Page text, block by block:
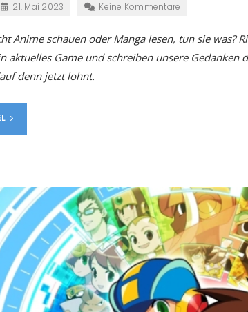
21. Mai 2023 Keine Kommentare
Anime schauen oder Manga lesen, tun sie was?
aktuelles Game und schreiben unsere
denn jetzt lohnt.